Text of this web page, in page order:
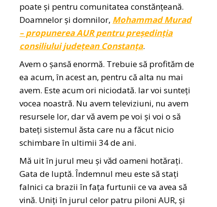
poate și pentru comunitatea constănțeană.
Doamnelor și domnilor, Mohammad Murad
– propunerea AUR pentru președinția
consiliului județean Constanța.
Avem o șansă enormă. Trebuie să profităm de
ea acum, în acest an, pentru că alta nu mai
avem. Este acum ori niciodată. Iar voi sunteți
vocea noastră. Nu avem televiziuni, nu avem
resursele lor, dar vă avem pe voi și voi o să
bateți sistemul ăsta care nu a făcut nicio
schimbare în ultimii 34 de ani.
Mă uit în jurul meu și văd oameni hotărați.
Gata de luptă. Îndemnul meu este să stați
falnici ca brazii în fața furtunii ce va avea să
vină. Uniți în jurul celor patru piloni AUR, și